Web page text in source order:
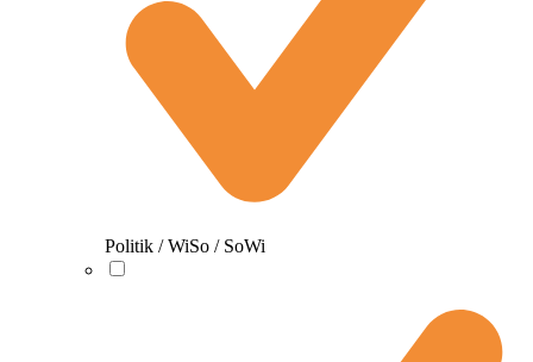
Politik / WiSo / SoWi